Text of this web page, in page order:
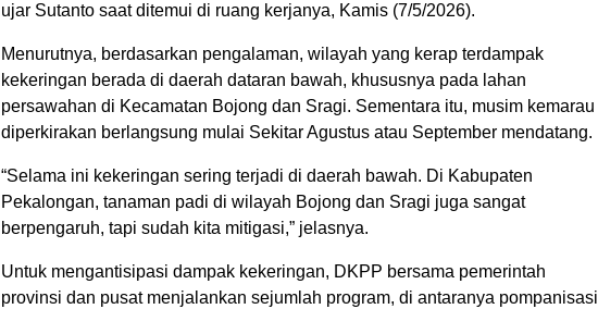
ujar Sutanto saat ditemui di ruang kerjanya, Kamis (7/5/2026).
Menurutnya, berdasarkan pengalaman, wilayah yang kerap terdampak
kekeringan berada di daerah dataran bawah, khususnya pada lahan
persawahan di Kecamatan Bojong dan Sragi. Sementara itu, musim kemarau
diperkirakan berlangsung mulai Sekitar Agustus atau September mendatang.
“Selama ini kekeringan sering terjadi di daerah bawah. Di Kabupaten
Pekalongan, tanaman padi di wilayah Bojong dan Sragi juga sangat
berpengaruh, tapi sudah kita mitigasi,” jelasnya.
Untuk mengantisipasi dampak kekeringan, DKPP bersama pemerintah
provinsi dan pusat menjalankan sejumlah program, di antaranya pompanisasi